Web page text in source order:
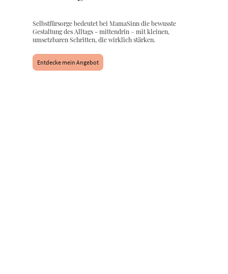
Selbstfürsorge bedeutet bei MamaSinn die bewusste
Gestaltung des Alltags - mittendrin – mit kleinen,
umsetzbaren Schritten, die wirklich stärken.
Entdecke mein Angebot